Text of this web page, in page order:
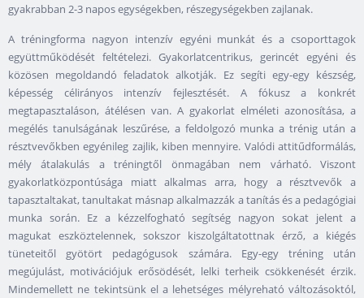
gyakrabban 2-3 napos egységekben, részegységekben zajlanak.
A tréningforma nagyon intenzív egyéni munkát és a csoporttagok
együttműködését feltételezi. Gyakorlatcentrikus, gerincét egyéni és
közösen megoldandó feladatok alkotják. Ez segíti egy-egy készség,
képesség célirányos intenzív fejlesztését. A fókusz a konkrét
megtapasztaláson, átélésen van. A gyakorlat elméleti azonosítása, a
megélés tanulságának leszűrése, a feldolgozó munka a trénig után a
résztvevőkben egyénileg zajlik, kiben mennyire. Valódi attitűdformálás,
mély átalakulás a tréningtől önmagában nem várható. Viszont
gyakorlatközpontúsága miatt alkalmas arra, hogy a résztvevők a
tapasztaltakat, tanultakat másnap alkalmazzák a tanítás és a pedagógiai
munka során. Ez a kézzelfogható segítség nagyon sokat jelent a
magukat eszköztelennek, sokszor kiszolgáltatottnak érző, a kiégés
tüneteitől gyötört pedagógusok számára. Egy-egy tréning után
megújulást, motivációjuk erősödését, lelki terheik csökkenését érzik.
Mindemellett ne tekintsünk el a lehetséges mélyreható változásoktól,